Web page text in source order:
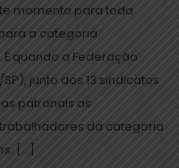
momento para toda
a categoria
quando a Federação
junto dos 13 sindicatos
patronais as
da categoria
[…]